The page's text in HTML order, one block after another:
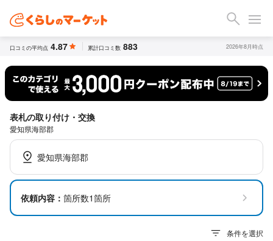
口コミの平均点 4.87 累計口コミ数 883 2026年8月時点
表札の取り付け・交換
愛知県海部郡
愛知県海部郡
依頼内容： 箇所数1箇所
条件を選択